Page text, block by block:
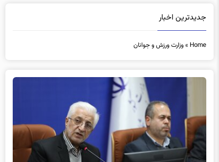
جدیدترین اخبار
Home
» وزارت ورزش و جوانان